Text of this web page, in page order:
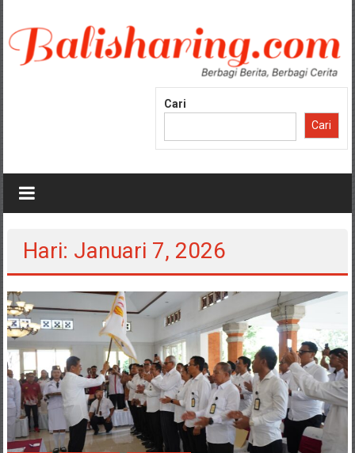
konten
Cari
Cari
Hari: Januari 7, 2026